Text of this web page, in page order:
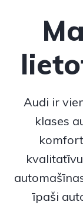
Audi ir
klases
īpaši